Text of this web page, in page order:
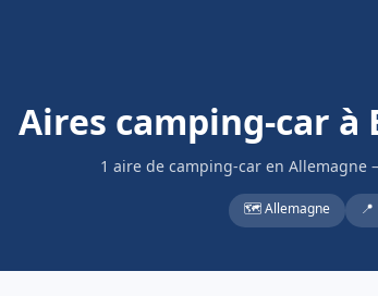
Aires camping-car à
1 aire de camping-car en
🗺️ Allemagne